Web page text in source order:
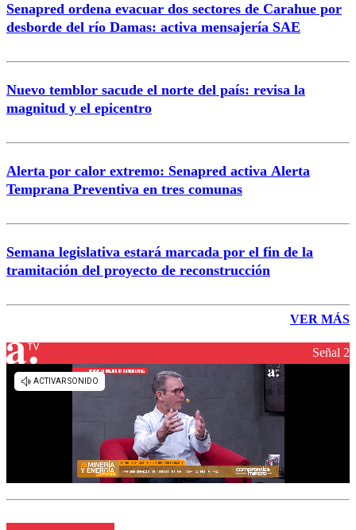
Senapred ordena evacuar dos sectores de Carahue por
desborde del río Damas: activa mensajería SAE
Nuevo temblor sacude el norte del país: revisa la
magnitud y el epicentro
Alerta por calor extremo: Senapred activa Alerta
Temprana Preventiva en tres comunas
Semana legislativa estará marcada por el fin de la
tramitación del proyecto de reconstrucción
VER MÁS
Señal 2